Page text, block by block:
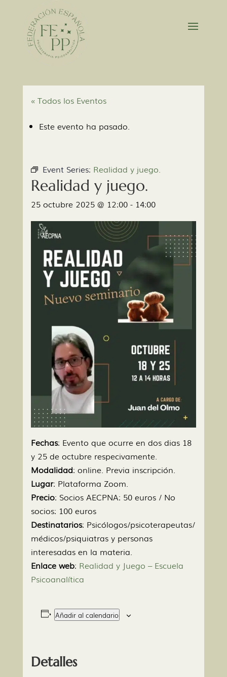
« Todos los Eventos
Este evento ha pasado.
Event Series: Realidad y juego.
Realidad y juego.
25 octubre 2025 @ 12:00- 14:00
Fechas: Evento que ocurre en dos dias 18
y 25 de octubre respecivamente.
Modalidad: online. Previa inscripción.
Lugar: Plataforma Zoom.
Precio: Socios AECPNA: 50 euros / No
socios: 100 euros
Destinatarios: Psicólogos/psicoterapeutas/
médicos/psiquiatras y personas
interesadas en la materia.
Enlace web: Realidad y Juego – Escuela
Psicoanalítica
Añadir al calendario
Detalles